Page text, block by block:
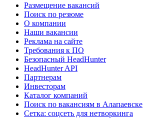
Размещение вакансий
Поиск по резюме
О компании
Наши вакансии
Реклама на сайте
Требования к ПО
Безопасный HeadHunter
HeadHunter API
Партнерам
Инвесторам
Каталог компаний
Поиск по вакансиям в Алапаевске
Сетка: соцсеть для нетворкинга